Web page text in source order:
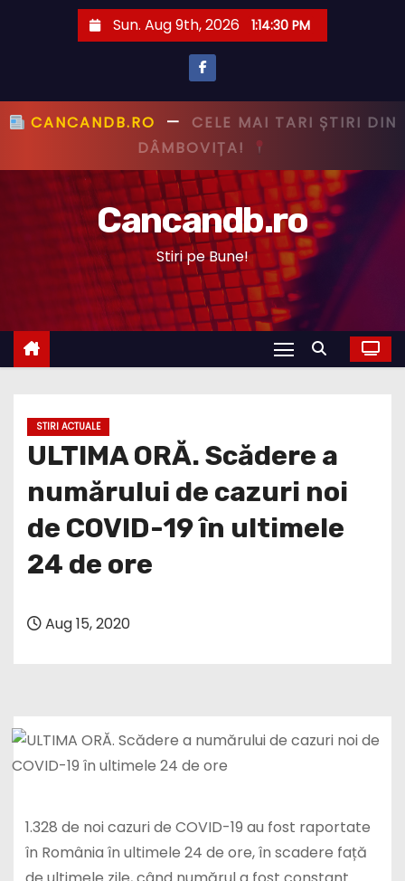
Sun. Aug 9th, 2026 1:14:31 PM
CANCANDB.RO— PRIMUL CU ȘTIREA,
PRIMUL CU ADEVĂRUL!
Cancandb.ro
Stiri pe Bune!
STIRI ACTUALE
ULTIMA ORĂ. Scădere a
numărului de cazuri noi
de COVID-19 în ultimele
24 de ore
Aug 15, 2020
1.328 de noi cazuri de COVID-19 au fost raportate
în România în ultimele 24 de ore, în scadere față